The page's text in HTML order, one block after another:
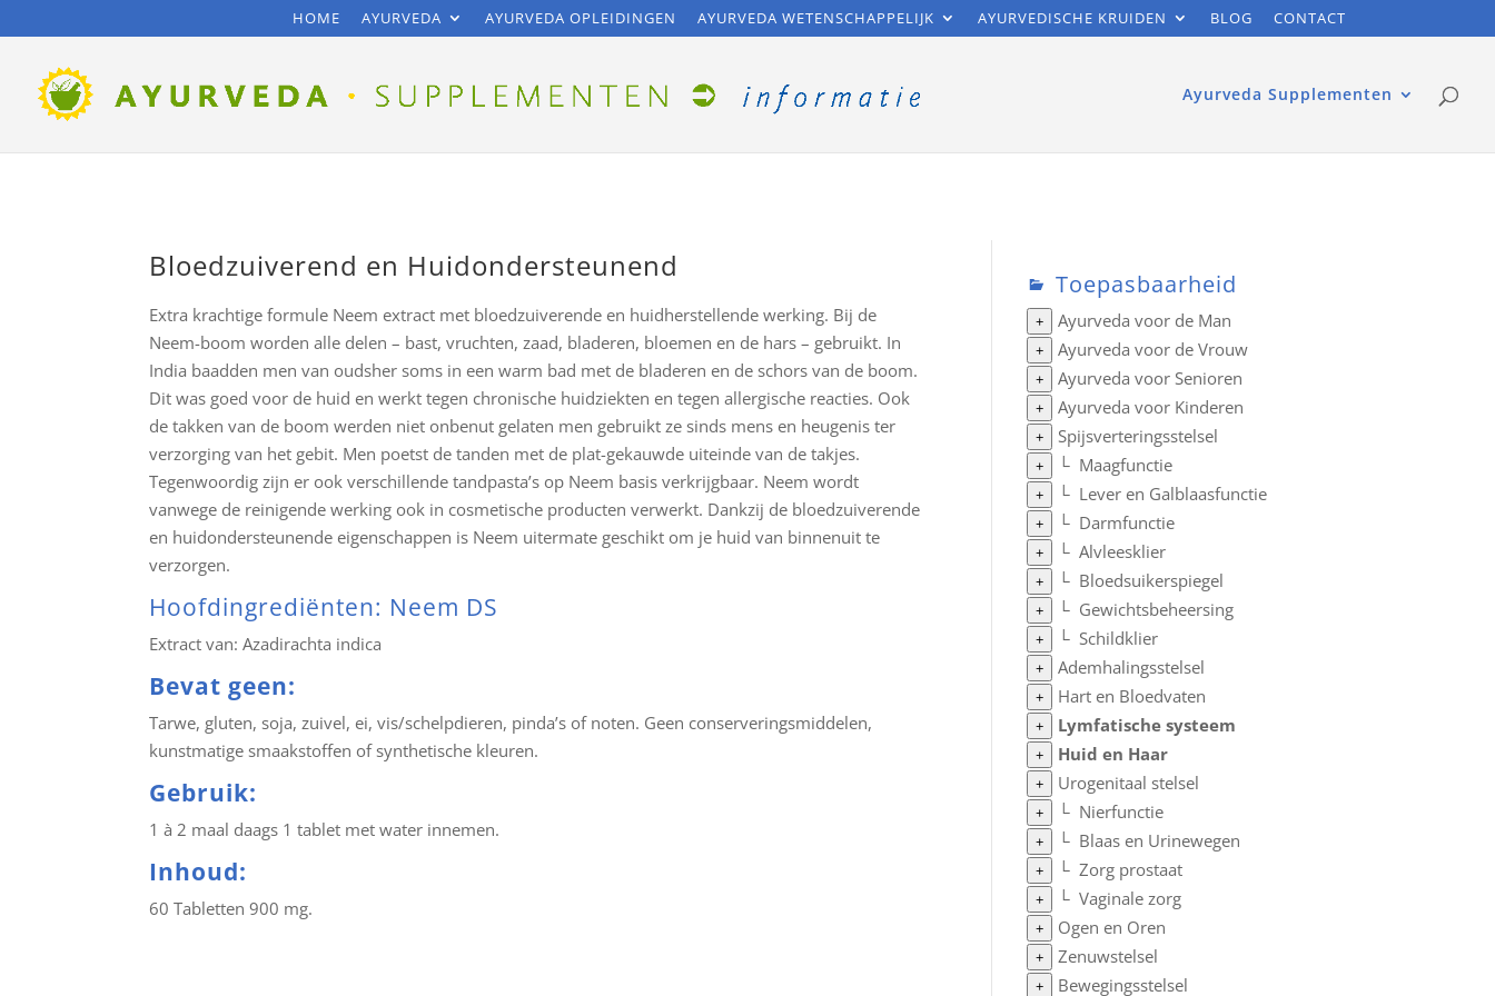
HOME AYURVEDA AYURVEDA OPLEIDINGEN AYURVEDA WETENSCHAPPELIJK AYURVEDISCHE KRUIDEN BLOG CONTACT
Ayurveda Supplementen
Bloedzuiverend en Huidondersteunend
Extra krachtige formule Neem extract met bloedzuiverende en huidherstellende werking. Bij de
Neem-boom worden alle delen – bast, vruchten, zaad, bladeren, bloemen en de hars – gebruikt. In
India baadden men van oudsher soms in een warm bad met de bladeren en de schors van de boom.
Dit was goed voor de huid en werkt tegen chronische huidziekten en tegen allergische reacties. Ook
de takken van de boom werden niet onbenut gelaten men gebruikt ze sinds mens en heugenis ter
verzorging van het gebit. Men poetst de tanden met de plat-gekauwde uiteinde van de takjes.
Tegenwoordig zijn er ook verschillende tandpasta’s op Neem basis verkrijgbaar. Neem wordt
vanwege de reinigende werking ook in cosmetische producten verwerkt. Dankzij de bloedzuiverende
en huidondersteunende eigenschappen is Neem uitermate geschikt om je huid van binnenuit te
verzorgen.
Hoofdingrediënten: Neem DS
Extract van: Azadirachta indica
Bevat geen:
Tarwe, gluten, soja, zuivel, ei, vis/schelpdieren, pinda’s of noten. Geen conserveringsmiddelen,
kunstmatige smaakstoffen of synthetische kleuren.
Gebruik:
1 à 2 maal daags 1 tablet met water innemen.
Inhoud:
60 Tabletten 900 mg.
Toepasbaarheid
+ Ayurveda voor de Man
+ Ayurveda voor de Vrouw
+ Ayurveda voor Senioren
+ Ayurveda voor Kinderen
+ Spijsverteringsstelsel
+ └ Maagfunctie
+ └ Lever en Galblaasfunctie
+ └ Darmfunctie
+ └ Alvleesklier
+ └ Bloedsuikerspiegel
+ └ Gewichtsbeheersing
+ └ Schildklier
+ Ademhalingsstelsel
+ Hart en Bloedvaten
+ Lymfatische systeem
+ Huid en Haar
+ Urogenitaal stelsel
+ └ Nierfunctie
+ └ Blaas en Urinewegen
+ └ Zorg prostaat
+ └ Vaginale zorg
+ Ogen en Oren
+ Zenuwstelsel
+ Bewegingsstelsel